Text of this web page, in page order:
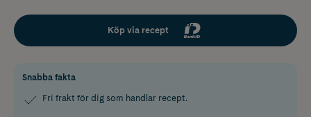
Köp via recept
Snabba fakta
Fri frakt för dig som handlar recept.